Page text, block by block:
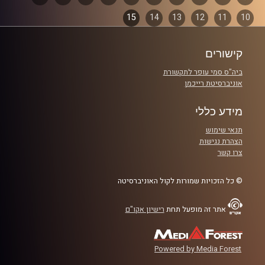
והפעם: סערת הסטודנטית במדים באוניברסיטה
העברית
קרדיט תמונות:
פרקים
10
11
12
13
14
15
קישורים
ביה"ס סמי עופר לתקשורת
אוניברסיטת רייכמן
מידע כללי
תנאי שימוש
הצהרת נגישות
צרו קשר
© כל הזכויות שמורות לקול האוניברסיטה
אתר זה מופעל תחת רישיון אקו"ם
Powered by Media Forest